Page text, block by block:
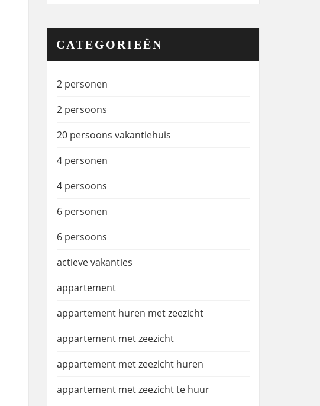
CATEGORIEËN
2 personen
2 persoons
20 persoons vakantiehuis
4 personen
4 persoons
6 personen
6 persoons
actieve vakanties
appartement
appartement huren met zeezicht
appartement met zeezicht
appartement met zeezicht huren
appartement met zeezicht te huur